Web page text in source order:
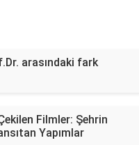
arasındaki fark
Filmler: Şehrin
Yapımlar